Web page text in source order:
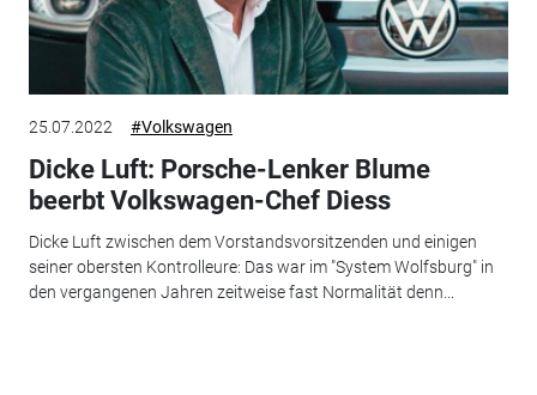
25.07.2022 #Volkswagen
Dicke Luft: Porsche-Lenker Blume
beerbt Volkswagen-Chef Diess
Dicke Luft zwischen dem Vorstandsvorsitzenden und einigen
seiner obersten Kontrolleure: Das war im "System Wolfsburg" in
den vergangenen Jahren zeitweise fast Normalität denn...